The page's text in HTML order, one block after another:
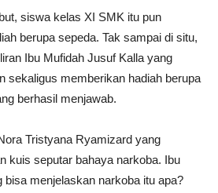
siswa kelas XI SMK itu pun
berupa sepeda. Tak sampai di situ,
Ibu Mufidah Jusuf Kalla yang
sekaligus memberikan hadiah berupa
berhasil menjawab.
Tristyana Ryamizard yang
kuis seputar bahaya narkoba. Ibu
bisa menjelaskan narkoba itu apa?